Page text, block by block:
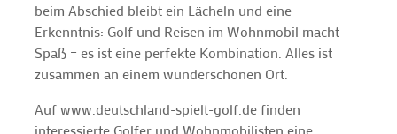
beim Abschied bleibt ein Lächeln und eine
Erkenntnis: Golf und Reisen im Wohnmobil macht
Spaß – es ist eine perfekte Kombination. Alles ist
zusammen an einem wunderschönen Ort.
Auf www.deutschland-spielt-golf.de finden